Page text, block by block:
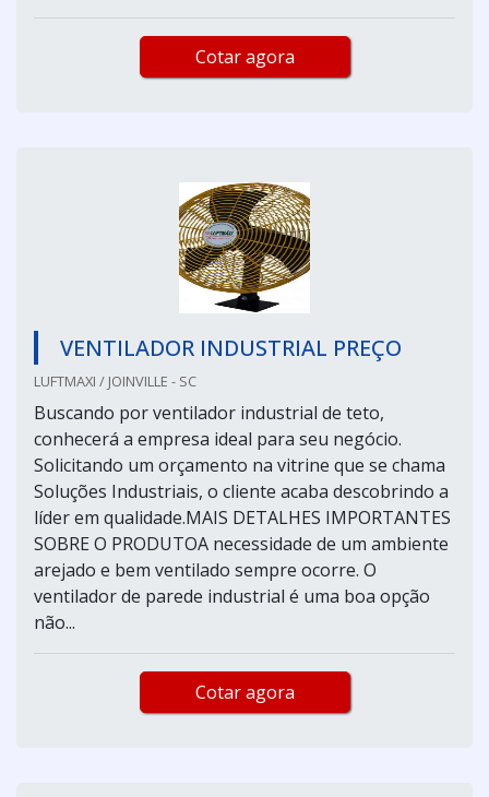
Cotar agora
VENTILADOR INDUSTRIAL PREÇO
LUFTMAXI / JOINVILLE - SC
Buscando por ventilador industrial de teto,
conhecerá a empresa ideal para seu negócio.
Solicitando um orçamento na vitrine que se chama
Soluções Industriais, o cliente acaba descobrindo a
líder em qualidade.MAIS DETALHES IMPORTANTES
SOBRE O PRODUTOA necessidade de um ambiente
arejado e bem ventilado sempre ocorre. O
ventilador de parede industrial é uma boa opção
não...
Cotar agora